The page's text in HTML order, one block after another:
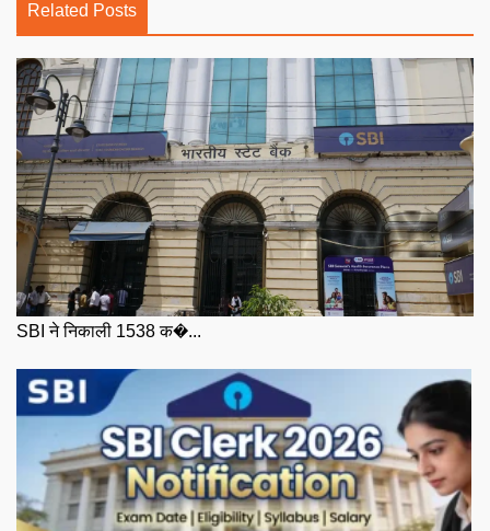
Related Posts
SBI ने निकाली 1538 क�...